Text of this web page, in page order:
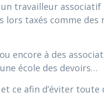
travailleur
taxés comme des
encore à des
école des devoirs…
ce afin d’éviter toute